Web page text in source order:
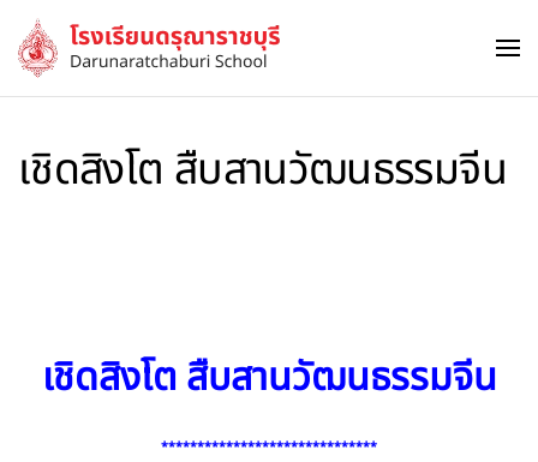
Skip to main content
เชิดสิงโต สืบสานวัฒนธรรมจีน
เชิดสิงโต สืบสานวัฒนธรรมจีน
******************************